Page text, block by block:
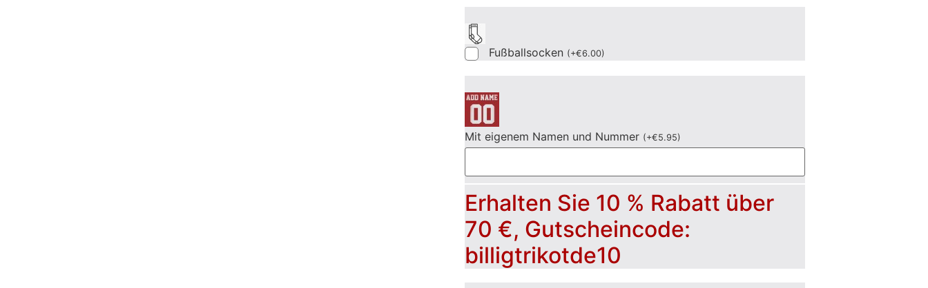
Fußballsocken (+€6.00)
Mit eigenem Namen und Nummer (+€5.95)
Erhalten Sie 10 % Rabatt über
70 €, Gutscheincode:
billigtrikotde10